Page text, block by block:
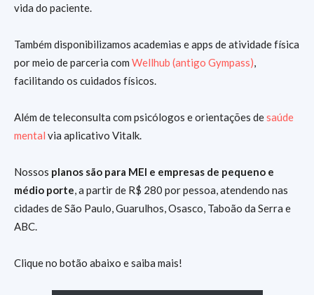
vida do paciente.
Também disponibilizamos academias e apps de atividade física
por meio de parceria com Wellhub (antigo Gympass),
facilitando os cuidados físicos.
Além de teleconsulta com psicólogos e orientações desaúde
mental via aplicativo Vitalk.
Nossos planos são para MEI e empresas de pequeno e
médio porte, a partir de R$ 280 por pessoa, atendendo nas
cidades de São Paulo, Guarulhos, Osasco, Taboão da Serra e
ABC.
Clique no botão abaixo e saiba mais!